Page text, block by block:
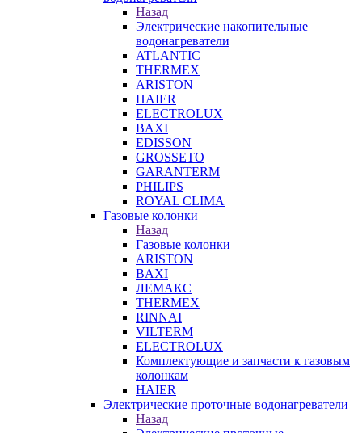
Назад
Электрические накопительные
водонагреватели
ATLANTIC
THERMEX
ARISTON
HAIER
ELECTROLUX
BAXI
EDISSON
GROSSETO
GARANTERM
PHILIPS
ROYAL CLIMA
Газовые колонки
Назад
Газовые колонки
ARISTON
BAXI
ЛЕМАКС
THERMEX
RINNAI
VILTERM
ELECTROLUX
Комплектующие и запчасти к газовым
колонкам
HAIER
Электрические проточные водонагреватели
Назад